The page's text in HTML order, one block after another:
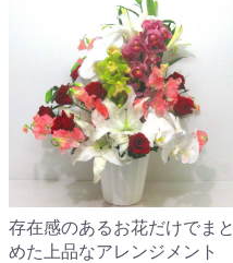
存在感のあるお花だけでまと
めた上品なアレンジメント